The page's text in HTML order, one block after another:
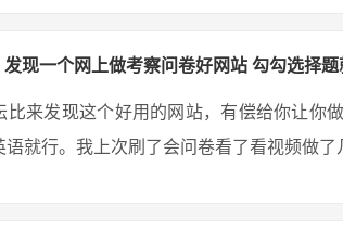
发现一个网上做考察问卷好网站 勾勾选择题
比来发现这个好用的网站，有偿给你让你
语就行。我上次刷了会问卷看了看视频做